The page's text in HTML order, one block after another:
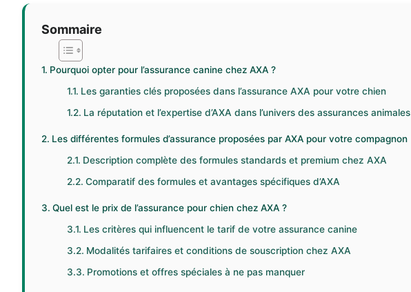
Sommaire
Pourquoi opter pour l’assurance canine chez AXA ?
Les garanties clés proposées dans l’assurance AXA pour votre chien
La réputation et l’expertise d’AXA dans l’univers des assurances animales
Les différentes formules d’assurance proposées par AXA pour votre compagnon
Description complète des formules standards et premium chez AXA
Comparatif des formules et avantages spécifiques d’AXA
Quel est le prix de l’assurance pour chien chez AXA ?
Les critères qui influencent le tarif de votre assurance canine
Modalités tarifaires et conditions de souscription chez AXA
Promotions et offres spéciales à ne pas manquer